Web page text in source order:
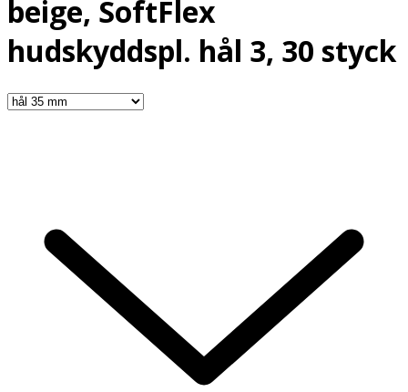
beige, SoftFlex
hudskyddspl. hål 3, 30 styck